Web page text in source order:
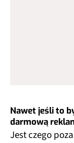
Nawet jeśli to
darmową
Jest czego